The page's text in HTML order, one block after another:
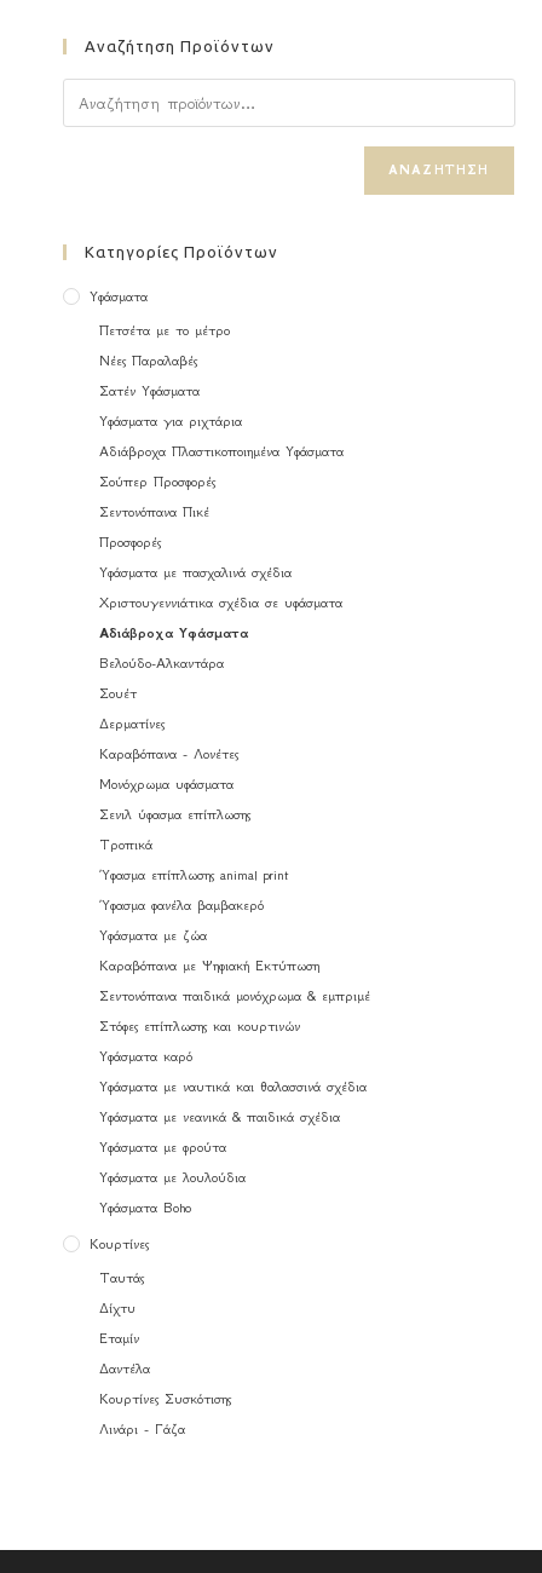
Αναζήτηση Προϊόντων
ΑΝΑΖΉΤΗΣΗ
Κατηγορίες Προϊόντων
Υφάσματα
Πετσέτα με το μέτρο
Νέες Παραλαβές
Σατέν Υφάσματα
Υφάσματα για ριχτάρια
Αδιάβροχα Πλαστικοποιημένα Υφάσματα
Σούπερ Προσφορές
Σεντονόπανα Πικέ
Προσφορές
Υφάσματα με πασχαλινά σχέδια
Χριστουγεννιάτικα σχέδια σε υφάσματα
Αδιάβροχα Υφάσματα
Βελούδο-Αλκαντάρα
Σουέτ
Δερματίνες
Καραβόπανα - Λονέτες
Μονόχρωμα υφάσματα
Σενιλ ύφασμα επίπλωσης
Τροπικά
Ύφασμα επίπλωσης animal print
Ύφασμα φανέλα βαμβακερό
Υφάσματα με ζώα
Καραβόπανα με Ψηφιακή Εκτύπωση
Σεντονόπανα παιδικά μονόχρωμα & εμπριμέ
Στόφες επίπλωσης και κουρτινών
Υφάσματα καρό
Υφάσματα με ναυτικά και θαλασσινά σχέδια
Υφάσματα με νεανικά & παιδικά σχέδια
Υφάσματα με φρούτα
Υφάσματα με λουλούδια
Υφάσματα Boho
Κουρτίνες
Ταυτάς
Δίχτυ
Εταμίν
Δαντέλα
Κουρτίνες Συσκότισης
Λινάρι - Γάζα